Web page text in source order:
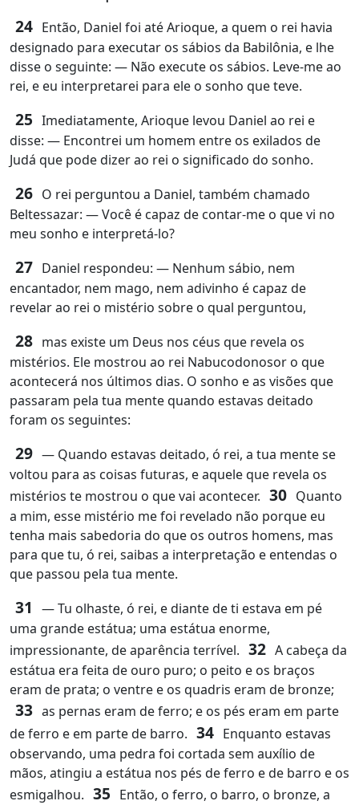
24 Então, Daniel foi até Arioque, a quem o rei havia
designado para executar os sábios da Babilônia, e lhe
disse o seguinte: ― Não execute os sábios. Leve‑me ao
rei, e eu interpretarei para ele o sonho que teve.
25 Imediatamente, Arioque levou Daniel ao rei e
disse: ― Encontrei um homem entre os exilados de
Judá que pode dizer ao rei o significado do sonho.
26 O rei perguntou a Daniel, também chamado
Beltessazar: ― Você é capaz de contar‑me o que vi no
meu sonho e interpretá‑lo?
27 Daniel respondeu: ― Nenhum sábio, nem
encantador, nem mago, nem adivinho é capaz de
revelar ao rei o mistério sobre o qual perguntou,
28 mas existe um Deus nos céus que revela os
mistérios. Ele mostrou ao rei Nabucodonosor o que
acontecerá nos últimos dias. O sonho e as visões que
passaram pela tua mente quando estavas deitado
foram os seguintes:
29 ― Quando estavas deitado, ó rei, a tua mente se
voltou para as coisas futuras, e aquele que revela os
mistérios te mostrou o que vai acontecer. 30 Quanto
a mim, esse mistério me foi revelado não porque eu
tenha mais sabedoria do que os outros homens, mas
para que tu, ó rei, saibas a interpretação e entendas o
que passou pela tua mente.
31
― Tu olhaste, ó rei, e diante de ti estava em pé
uma grande estátua; uma estátua enorme,
impressionante, de aparência terrível. 32 A cabeça da
estátua era feita de ouro puro; o peito e os braços
eram de prata; o ventre e os quadris eram de bronze;
33 as pernas eram de ferro; e os pés eram em parte
de ferro e em parte de barro. 34 Enquanto estavas
observando, uma pedra foi cortada sem auxílio de
mãos, atingiu a estátua nos pés de ferro e de barro e os
esmigalhou. 35 Então, o ferro, o barro, o bronze, a